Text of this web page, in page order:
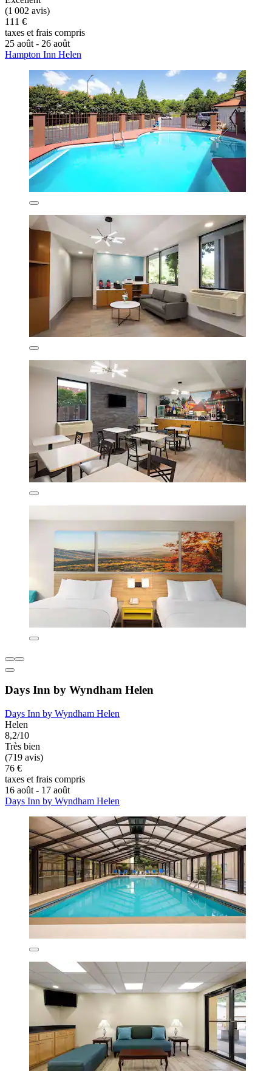
(1 002 avis)
111 €
taxes et frais compris
25 août - 26 août
Hampton Inn Helen
Days Inn by Wyndham Helen
Days Inn by Wyndham Helen
Helen
8,2/10
Très bien
(719 avis)
76 €
taxes et frais compris
16 août - 17 août
Days Inn by Wyndham Helen